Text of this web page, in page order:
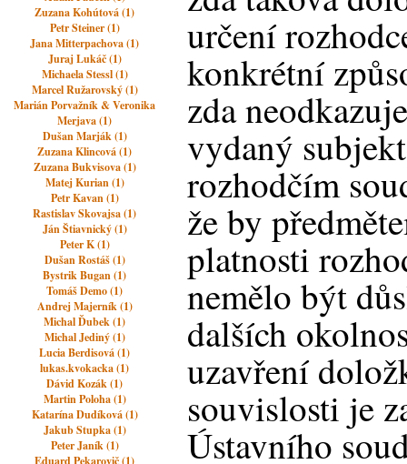
Zuzana Kohútová (1)
Petr Steiner (1)
Jana Mitterpachova (1)
Juraj Lukáč (1)
Michaela Stessl (1)
Marcel Ružarovský (1)
Marián Porvažník & Veronika
Merjava (1)
Dušan Marják (1)
Zuzana Klincová (1)
Zuzana Bukvisova (1)
Matej Kurian (1)
Petr Kavan (1)
Rastislav Skovajsa (1)
Ján Štiavnický (1)
Peter K (1)
Dušan Rostáš (1)
Bystrik Bugan (1)
Tomáš Demo (1)
Andrej Majerník (1)
Michal Ďubek (1)
Michal Jediný (1)
Lucia Berdisová (1)
lukas.kvokacka (1)
Dávid Kozák (1)
Martin Poloha (1)
Katarína Dudíková (1)
Jakub Stupka (1)
Peter Janík (1)
Eduard Pekarovič (1)
určení
konkrétní
zda
vydaný
rozhodčím
že by
platnosti
nemělo být
dalších
uzavření
souvislosti je
Ústavního